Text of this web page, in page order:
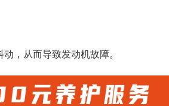
，从而导致发动机故障。